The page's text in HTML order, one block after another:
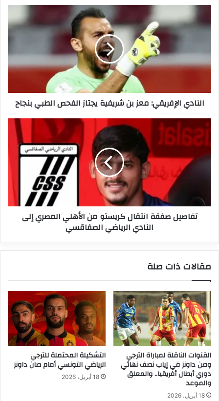
الإفريقي:
معز
يجتاز
الفحص
بنجاح
النادي الإفريقي: معز بن شريفية يجتاز الفحص الطبي بنجاح
تفاصيل
صفقة
انتقال
كريستو
النادي
الرياضيتفاصيل صفقة انتقال كريستو من الأهلي المصري إلى
النادي الرياضي الصفاقسي
مقالات ذات صلة
القنوات الناقلة لمباراة الترجي
وصن داونز في إياب نصف نهائي
دوري أبطال أفريقيا.. والمعلق
والموعد
18 أبريل، 2026
التشكيلة المحتملة للترجي
الرياضي التونسي أمام صان داونز
18 أبريل، 2026